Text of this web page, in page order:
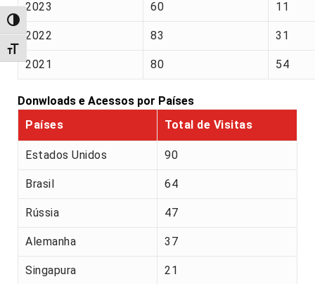
Alternar alto contraste
Alternar tamanho da fonte
2023 60 11
2022 83 31
2021 80 54
Donwloads e Acessos por Países
Países
Total de Visitas
Estados Unidos 90
Brasil 64
Rússia 47
Alemanha 37
Singapura 21